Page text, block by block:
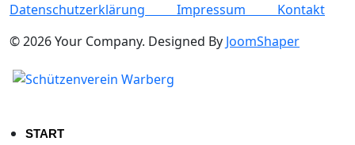
Datenschutzerklärung Impressum Kontakt
© 2026 Your Company. Designed By JoomShaper
START